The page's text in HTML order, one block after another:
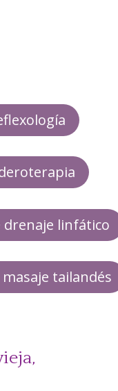
drenaje linfático
tailandés